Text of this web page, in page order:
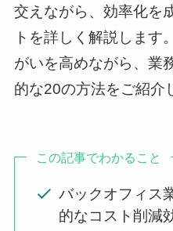
交えながら、効率化を
トを詳しく解説します
がいを高めながら、業
的な20の方法をご紹介
この記事でわかること
バックオフィス
的なコスト削減